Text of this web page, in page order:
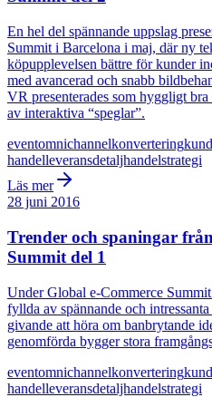
En hel del spännande uppslag
Summit i Barcelona i maj, där ny
köpupplevelsen bättre för kunder
med avancerad och snabb
VR presenterades som hyggligt
av interaktiva “speglar”.
eventomnichannelkonvertering
handelleveransdetaljhandelstrategi
Läs mer
28 juni 2016
Trender och spaningar
Summit del 1
Under Global e-Commerce
fyllda av spännande och
givande att höra om banbrytande
genomförda bygger stora
eventomnichannelkonvertering
handelleveransdetaljhandelstrategi